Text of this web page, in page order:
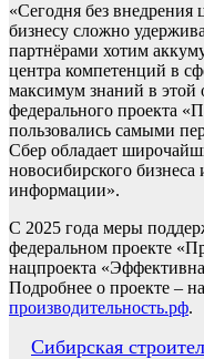
«Сегодня без
бизнесу сложно
партнёрами хотим
центра компетенций в
максимум знаний в этой
федерального проекта
пользовались самыми
Сбер обладает
новосибирского
информации».
С 2025 года меры
федеральном проекте
нацпроекта
Подробнее о проекте –
производительность.рф.
Навигация
Сибирская